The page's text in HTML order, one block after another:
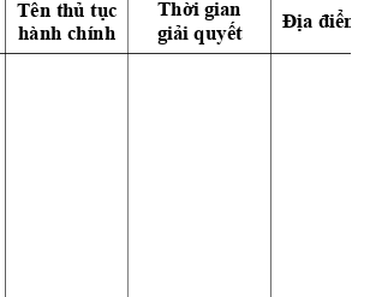
Tên thủ tục
hành chính
Thời gian
giải quyết
Địa điểm